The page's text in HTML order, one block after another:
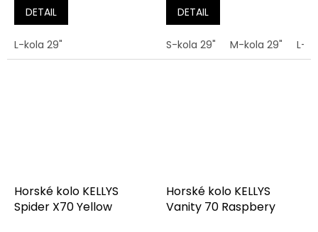
DETAIL
L-kola 29"
DETAIL
S-kola 29" M-kola 29" L-
Horské kolo KELLYS
Spider X70 Yellow
Horské kolo KELLYS
Vanity 70 Raspbery